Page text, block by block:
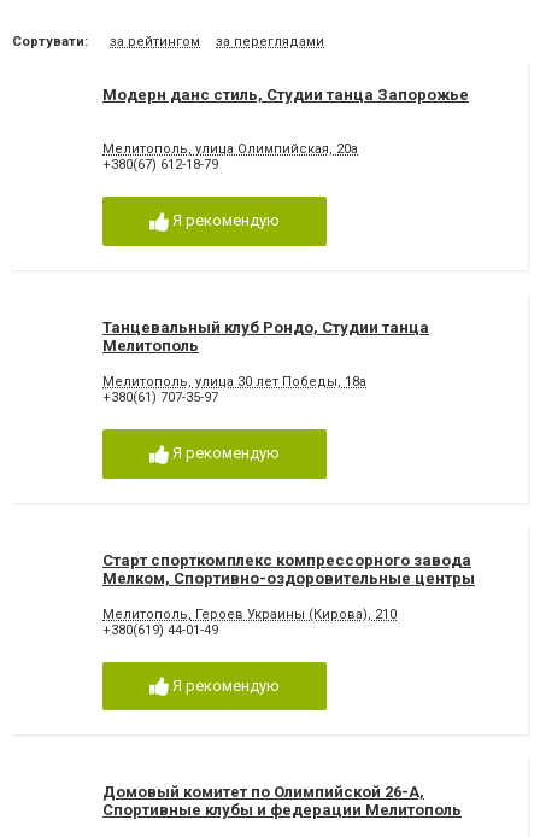
Сортувати: за рейтингом за переглядами
Модерн данс стиль, Студии танца Запорожье
Мелитополь, улица Олимпийская, 20а
+380(67) 612-18-79
Я рекомендую
Танцевальный клуб Рондо, Студии танца
Мелитополь
Мелитополь, улица 30 лет Победы, 18а
+380(61) 707-35-97
Я рекомендую
Старт спорткомплекс компрессорного завода
Мелком, Спортивно-оздоровительные центры
Мелитополь, Героев Украины (Кирова), 210
+380(619) 44-01-49
Я рекомендую
Домовый комитет по Олимпийской 26-А,
Спортивные клубы и федерации Мелитополь